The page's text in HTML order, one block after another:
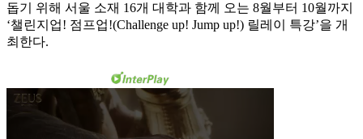
돕기 위해 서울 소재 16개 대학과 함께 오는 8월부터 10월까지
‘챌린지업! 점프업!(Challenge up! Jump up!) 릴레이 특강’을 개
최한다.